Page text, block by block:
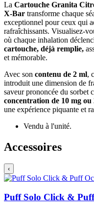
La Cartouche Granita
X-Bar transforme chaque
exceptionnel pour ceux qui
rafraîchissants. Visualisez-
où chaque inhalation
cartouche, déjà remplie,
et mémorable.
Avec son contenu de 2 ml,
introduit une dimension de
saveur prononcée du sorbet
concentration de 10 mg ou
une expérience piquante et
Vendu à l'unité.
Accessoires
‹
Puff Solo Click & Puff